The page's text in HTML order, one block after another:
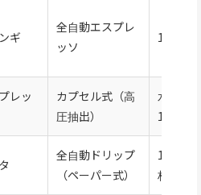
ギ
全自動エスプレ
ッソ
1.8L
レッ
カプセル式（高
圧抽出）
水タン
1L
全自動ドリップ
（ペーパー式）
1.25L（
杯）